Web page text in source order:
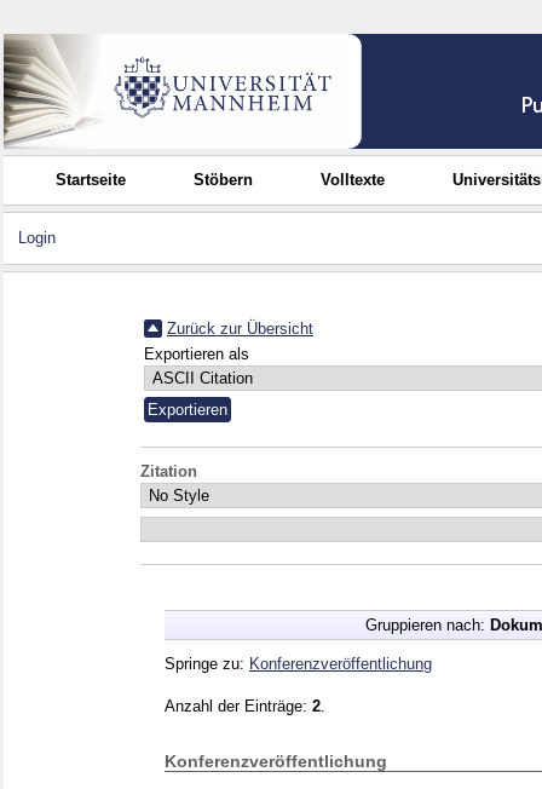
Startseite Stöbern Volltexte
Login
Zurück zur Übersicht
Exportieren als
Zitation
Gruppieren nach:
Springe zu: Konferenzveröffentlichung
Anzahl der Einträge: 2
Konferenzveröffentlichung